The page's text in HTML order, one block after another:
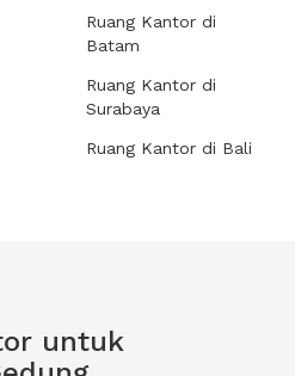
Ruang Kantor di
Batam
Ruang Kantor di
Surabaya
Ruang Kantor di Bali
untuk